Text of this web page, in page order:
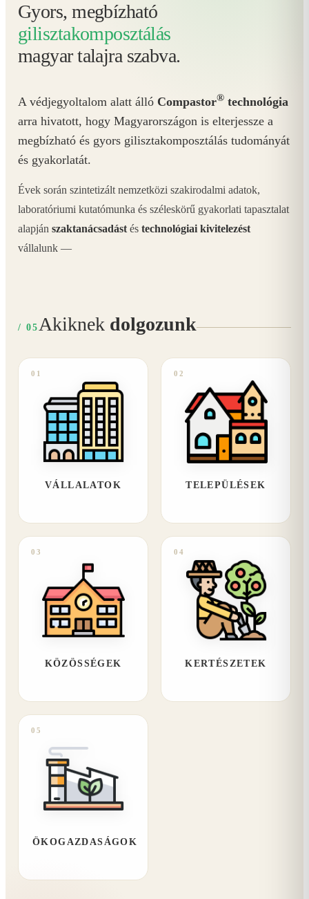
Gyors, megbízható
gilisztakomposztálás
magyar talajra szabva.
A védjegyoltalom alatt álló Compastor® technológia
arra hivatott, hogy Magyarországon is elterjessze a
megbízható és gyors gilisztakomposztálás tudományát
és gyakorlatát.
Évek során szintetizált nemzetközi szakirodalmi adatok,
laboratóriumi kutatómunka és széleskörű gyakorlati tapasztalat
alapján szaktanácsadást és technológiai kivitelezést
vállalunk —
/ 05 Akiknek dolgozunk
01
VÁLLALATOK
02
TELEPÜLÉSEK
03
KÖZÖSSÉGEK
04
KERTÉSZETEK
05
ÖKOGAZDASÁGOK